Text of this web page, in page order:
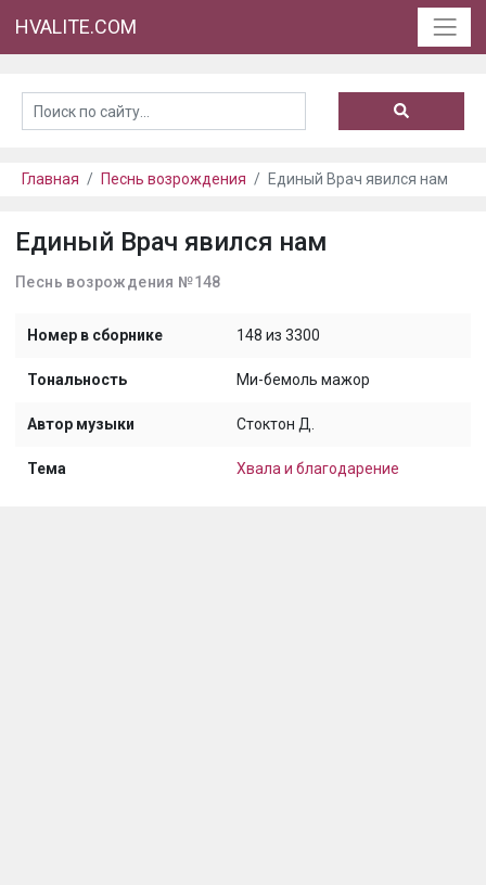
HVALITE.COM
Главная Песнь возрождения Единый Врач явился нам
Единый Врач явился нам
Песнь возрождения №148
Номер в сборнике 148 из 3300
Тональность Ми-бемоль мажор
Автор музыки Стоктон Д.
Тема Хвала и благодарение